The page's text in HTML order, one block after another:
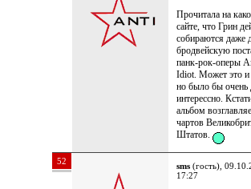
Прочитала на
сайте, что Грин
собираются даже
бродвейскую
панк-рок-оперы
Idiot. Может это и
но было бы очень
интерессно.
альбом
чартов
Штатов.
52 sms (гость),
17:27